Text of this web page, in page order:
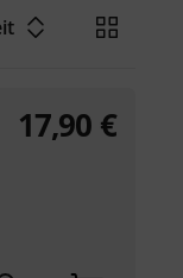
17,90 €